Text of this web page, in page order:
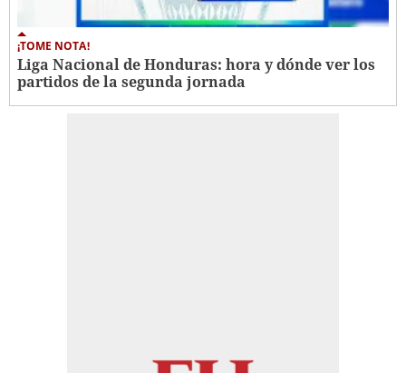
¡TOME NOTA!
Liga Nacional de Honduras: hora y dónde ver los
partidos de la segunda jornada